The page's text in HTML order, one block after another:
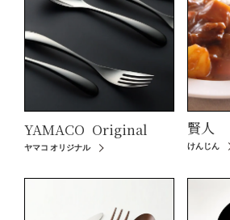
YAMACO Original
ヤマコ オリジナル
賢人
けんじん